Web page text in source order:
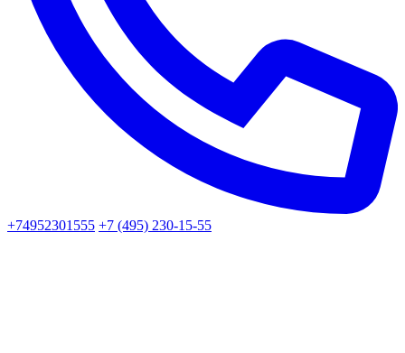
+74952301555 +7 (495) 230-15-55